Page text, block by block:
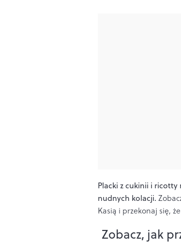
Placki z cukinii i
nudnych kolacji.
Kasią i przekonaj się,
Zobacz, jak